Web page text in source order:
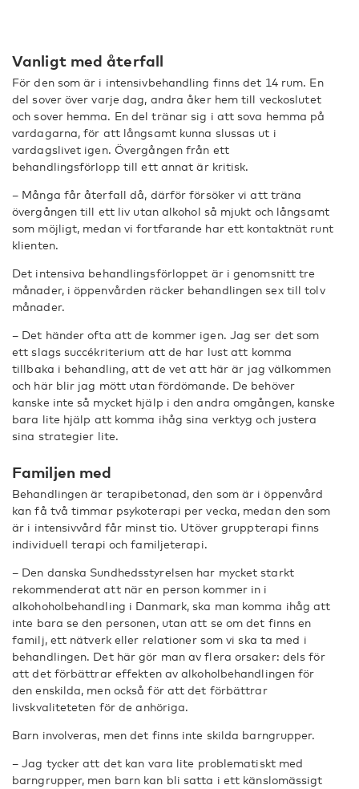
Vanligt med återfall
För den som är i intensivbehandling finns det 14 rum. En
del sover över varje dag, andra åker hem till veckoslutet
och sover hemma. En del tränar sig i att sova hemma på
vardagarna, för att långsamt kunna slussas ut i
vardagslivet igen. Övergången från ett
behandlingsförlopp till ett annat är kritisk.
– Många får återfall då, därför försöker vi att träna
övergången till ett liv utan alkohol så mjukt och långsamt
som möjligt, medan vi fortfarande har ett kontaktnät runt
klienten.
Det intensiva behandlingsförloppet är i genomsnitt tre
månader, i öppenvården räcker behandlingen sex till tolv
månader.
– Det händer ofta att de kommer igen. Jag ser det som
ett slags succékriterium att de har lust att komma
tillbaka i behandling, att de vet att här är jag välkommen
och här blir jag mött utan fördömande. De behöver
kanske inte så mycket hjälp i den andra omgången, kanske
bara lite hjälp att komma ihåg sina verktyg och justera
sina strategier lite.
Familjen med
Behandlingen är terapibetonad, den som är i öppenvård
kan få två timmar psykoterapi per vecka, medan den som
är i intensivvård får minst tio. Utöver gruppterapi finns
individuell terapi och familjeterapi.
– Den danska Sundhedsstyrelsen har mycket starkt
rekommenderat att när en person kommer in i
alkohoholbehandling i Danmark, ska man komma ihåg att
inte bara se den personen, utan att se om det finns en
familj, ett nätverk eller relationer som vi ska ta med i
behandlingen. Det här gör man av flera orsaker: dels för
att det förbättrar effekten av alkoholbehandlingen för
den enskilda, men också för att det förbättrar
livskvaliteteten för de anhöriga.
Barn involveras, men det finns inte skilda barngrupper.
– Jag tycker att det kan vara lite problematiskt med
barngrupper, men barn kan bli satta i ett känslomässigt